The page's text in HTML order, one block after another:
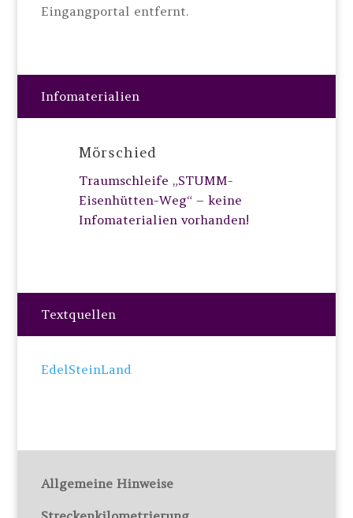
Eingangportal entfernt.
Infomaterialien
Mörschied
Traumschleife „STUMM-
Eisenhütten-Weg“ – keine
Infomaterialien vorhanden!
Textquellen
EdelSteinLand
Allgemeine Hinweise